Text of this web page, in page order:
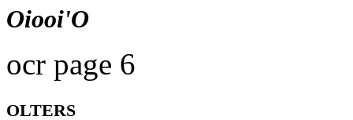
Oiooi'O
ocr page 6
olters